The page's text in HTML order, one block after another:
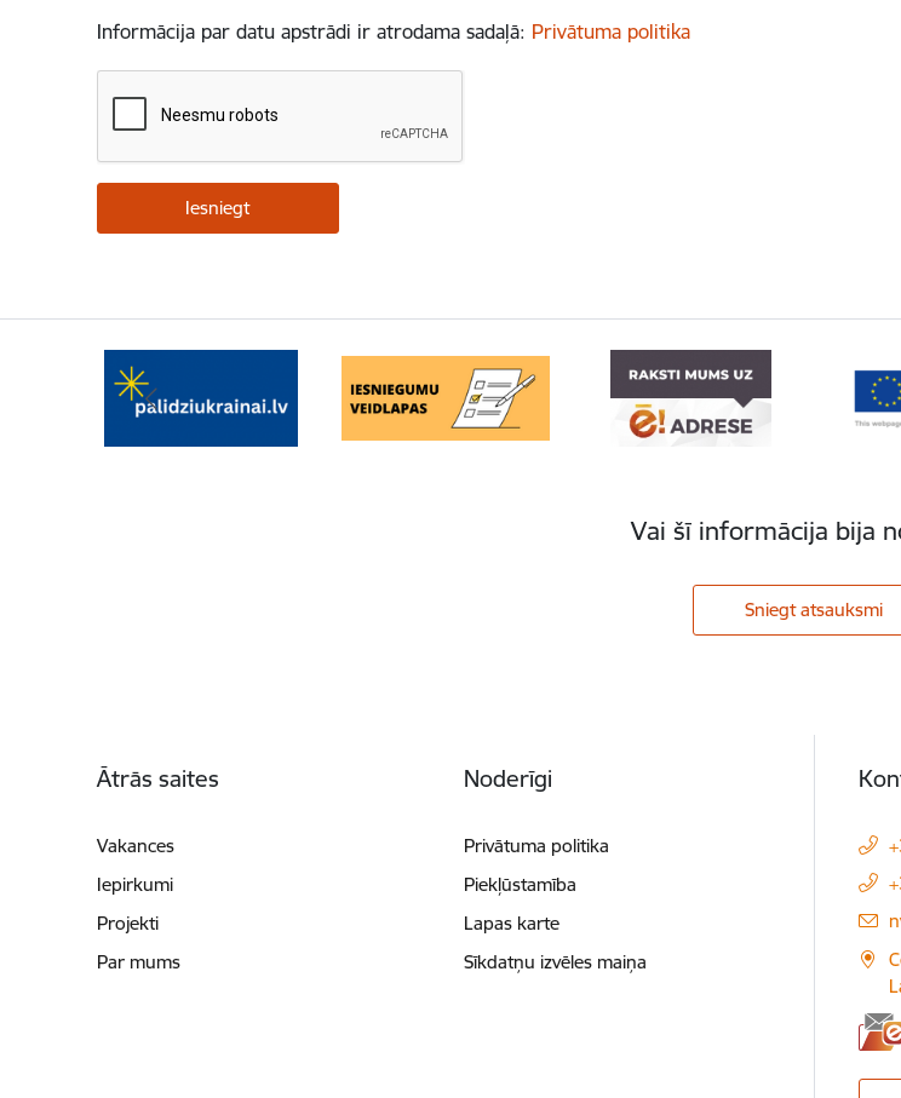
Informācija par datu apstrādi ir atrodama sadaļā: Privātuma politika
Vai šī informācija bija
Sniegt atsauksmi
Ātrās saites
Vakances
Iepirkumi
Projekti
Par mums
Noderīgi
Privātuma politika
Piekļūstamība
Lapas karte
Sīkdatņu izvēles maiņa